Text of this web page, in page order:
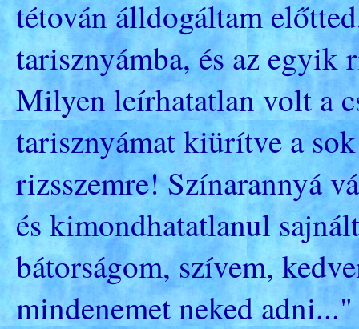
tétován álldogáltam
tarisznyámba, és az egyik
Milyen leírhatatlan volt a
tarisznyámat kiürítve a
rizsszemre! Színarannyá
és kimondhatatlanul
bátorságom, szívem,
mindenemet neked